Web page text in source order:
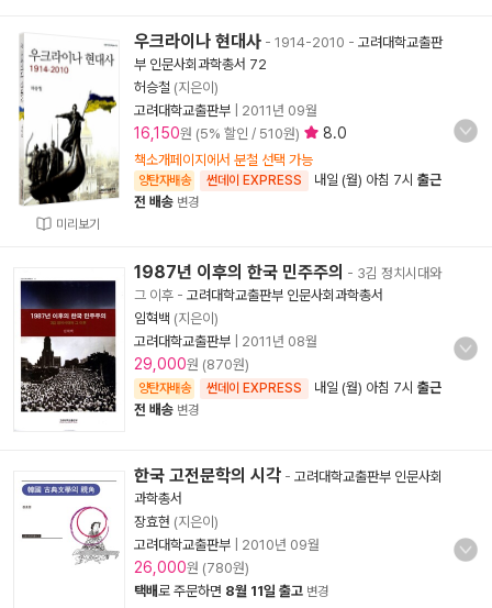
미리보기
우크라이나 현대사 - 1914-2010 - 고려대학교출판
부 인문사회과학총서 72
허승철 (지은이)
고려대학교출판부
2011년 09월
16,150원 (5% 할인 / 510원) 8.0
책소개페이지에서 분철 선택 가능
양탄자배송 썬데이 EXPRESS 내일 (월) 아침 7시 출근
전 배송 변경
1987년 이후의 한국 민주주의 - 3김 정치시대와
그 이후 - 고려대학교출판부 인문사회과학총서
임혁백 (지은이)
고려대학교출판부
2011년 08월
29,000원 (870원)
양탄자배송 썬데이 EXPRESS 내일 (월) 아침 7시 출근
전 배송 변경
한국 고전문학의 시각 - 고려대학교출판부 인문사회
과학총서
장효현 (지은이)
고려대학교출판부
2010년 09월
26,000원 (780원)
택배로 주문하면 8월 11일 출고 변경